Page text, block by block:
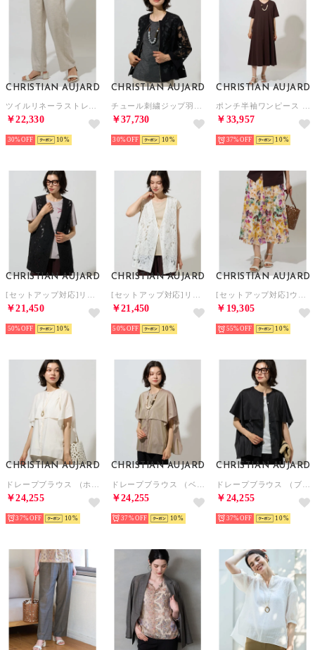
CHRISTIAN AUJARD
￥22,330
30% 10
CHRISTIAN AUJARD
￥37,730
30% 10
CHRISTIAN AUJARD
￥33,957
37% 10
CHRISTIAN AUJARD
￥21,450
50% 10
CHRISTIAN AUJARD
￥21,450
50% 10
CHRISTIAN AUJARD
￥19,305
55% 10
CHRISTIAN AUJARD
￥24,255
37% 10
CHRISTIAN AUJARD
￥24,255
37% 10
CHRISTIAN AUJARD
￥24,255
37% 10